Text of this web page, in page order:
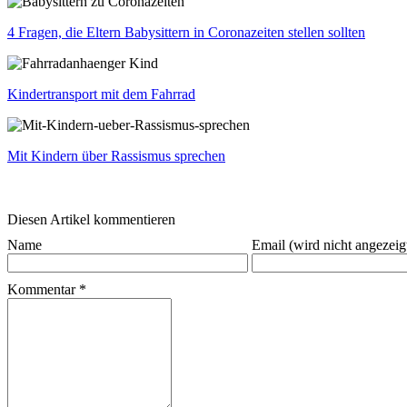
4 Fragen, die Eltern Babysittern in Coronazeiten stellen sollten
Kindertransport mit dem Fahrrad
Mit Kindern über Rassismus sprechen
Diesen Artikel kommentieren
Name
Email (wird nicht
Kommentar*